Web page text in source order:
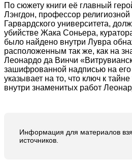
По сюжету книги её главный
Лэнгдон, профессор
Гарвардского университета,
убийстве Жака Соньера,
было найдено внутри Лувра
расположенным так же, как на
Леонардо да Винчи
зашифрованной надписью на
указывает на то, что ключ к
внутри знаменитых работ
Информация для материалов
источников.